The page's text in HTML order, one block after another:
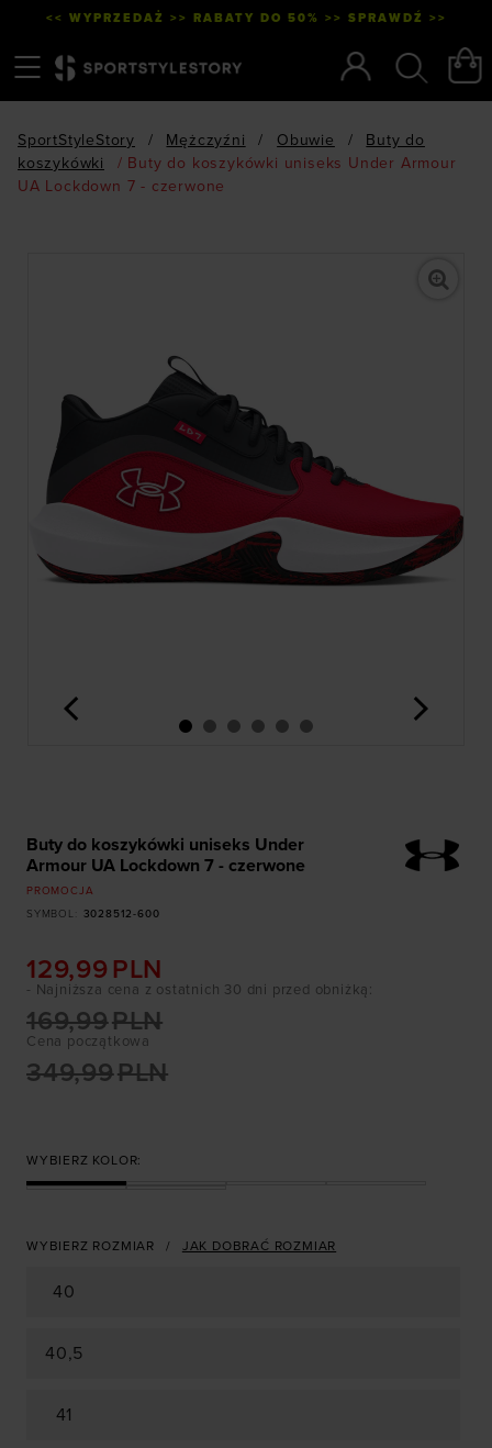
<< WYPRZEDAŻ >> RABATY DO 50% >> SPRAWDŹ >>
SportStyleStory / Mężczyźni / Obuwie /
Buty do
koszykówki
/ Buty do koszykówki uniseks Under Armour
UA Lockdown 7 - czerwone
<
Buty do koszykówki uniseks Under
Armour UA Lockdown 7 - czerwone
PROMOCJA
SYMBOL
3028512-600
129,99 PLN
Cena początkowa
349,99PLN
169,99PLN
- Najniższa cena z ostatnich 30 dni przed obniżką:
WYBIERZ KOLOR:
WYBIERZ ROZMIAR JAK DOBRAĆ ROZMIAR
40
40,5
41